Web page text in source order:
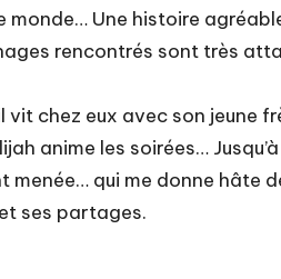
Une histoire
rencontrés sont très
chez eux avec son jeune
anime les soirées…
qui me donne hâte
ses partages.